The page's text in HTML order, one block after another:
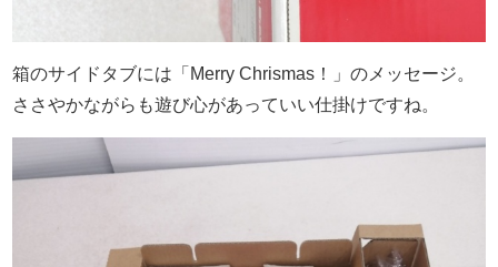
箱のサイドタブには「Merry Chrismas！」のメッセージ。
ささやかながらも遊び心があっていい仕掛けですね。